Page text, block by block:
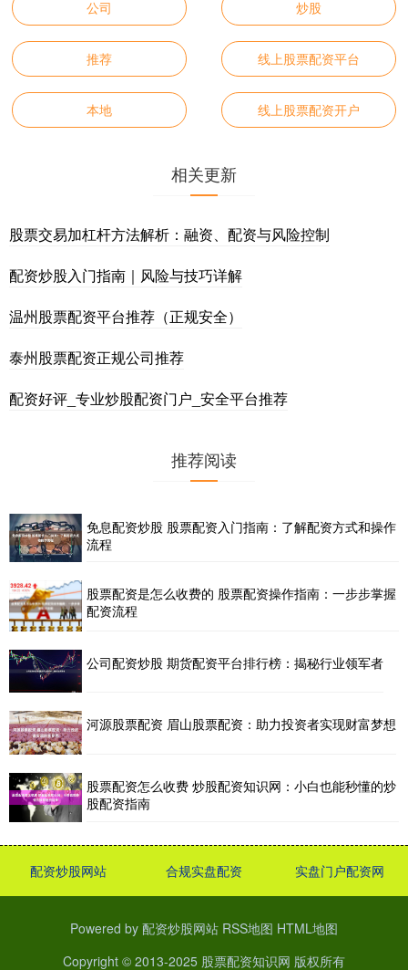
公司 炒股
推荐 线上股票配资平台
本地 线上股票配资开户
相关更新
股票交易加杠杆方法解析：融资、配资与风险控制
配资炒股入门指南｜风险与技巧详解
温州股票配资平台推荐（正规安全）
泰州股票配资正规公司推荐
配资好评_专业炒股配资门户_安全平台推荐
推荐阅读
免息配资炒股 股票配资入门指南：了解配资方式和操作
流程
股票配资是怎么收费的 股票配资操作指南：一步步掌握
配资流程
公司配资炒股 期货配资平台排行榜：揭秘行业领军者
河源股票配资 眉山股票配资：助力投资者实现财富梦想
股票配资怎么收费 炒股配资知识网：小白也能秒懂的炒
股配资指南
配资炒股网站 合规实盘配资 实盘门户配资网
Powered by 配资炒股网站 RSS地图 HTML地图
Copyright © 2013-2025 股票配资知识网 版权所有